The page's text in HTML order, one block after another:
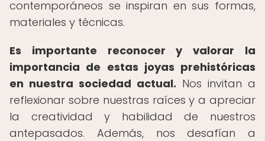
contemporáneos se inspiran en sus formas,
materiales y técnicas.
Es importante reconocer y valorar la
importancia de estas joyas prehistóricas
en nuestra sociedad actual. Nos invitan a
reflexionar sobre nuestras raíces y a apreciar
la creatividad y habilidad de nuestros
antepasados. Además, nos desafían a